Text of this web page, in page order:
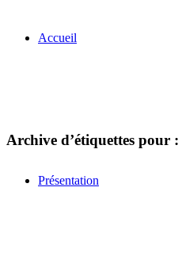
Accueil
Présentation
Archive d’étiquettes pour :